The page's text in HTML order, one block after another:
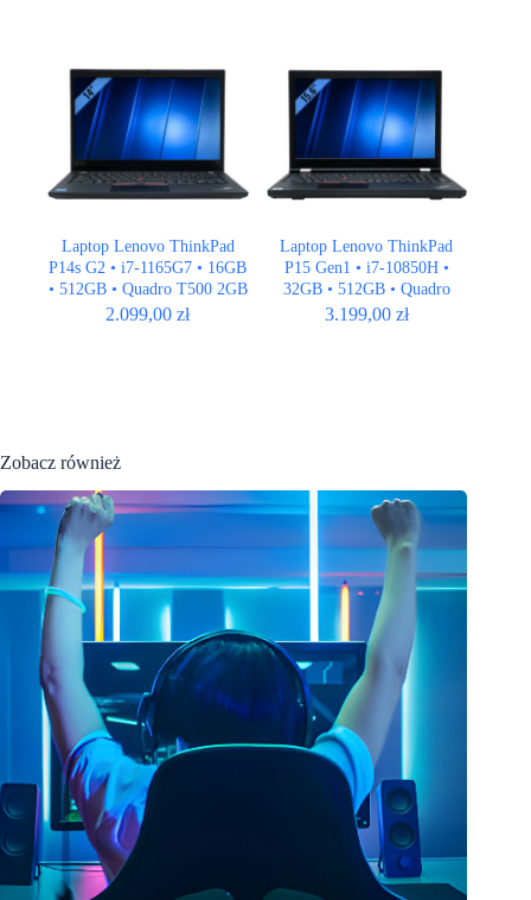
Laptop Lenovo ThinkPad
P14s G2 • i7-1165G7 • 16GB
• 512GB • Quadro T500 2GB
• 14″ Full HD
2.099,00zł
Laptop Lenovo ThinkPad
P15 Gen1 • i7-10850H •
32GB • 512GB • Quadro
RTX 3000 6GB • 15,6″
3.199,00 zł
Zobacz również